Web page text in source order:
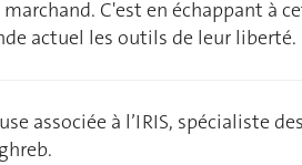
C'est en échappant à
actuel les outils de leur liberté.
associée à l’IRIS, spécialiste